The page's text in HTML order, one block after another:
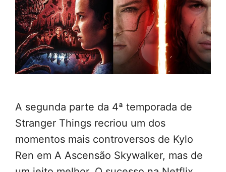
A segunda parte da 4ª temporada de
Stranger Things recriou um dos
momentos mais controversos de Kylo
Ren em A Ascensão Skywalker, mas de